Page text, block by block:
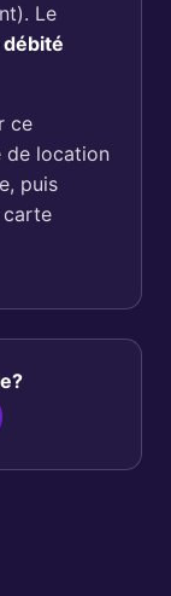
Le
débité
ce
de location
puis
carte